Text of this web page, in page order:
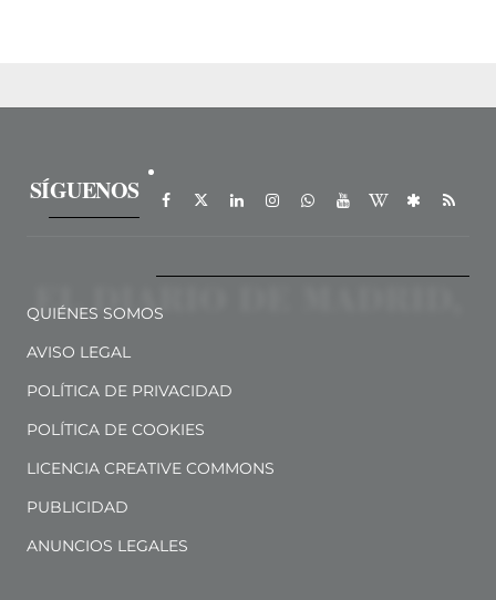
SÍGUENOS
QUIÉNES SOMOS
AVISO LEGAL
POLÍTICA DE PRIVACIDAD
POLÍTICA DE COOKIES
LICENCIA CREATIVE COMMONS
PUBLICIDAD
ANUNCIOS LEGALES